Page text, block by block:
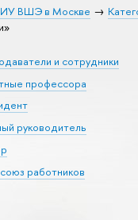
ВШЭ в Москве
и сотрудники
профессора
руководитель
работников